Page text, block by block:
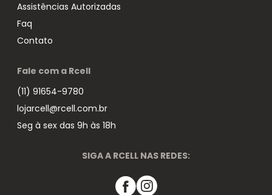
Assistências Autorizadas
Faq
Contato
Fale com a Rcell
(11) 91654-9780
lojarcell@rcell.com.br
Seg à sex das 9h às 18h
SIGA A RCELL NAS REDES: